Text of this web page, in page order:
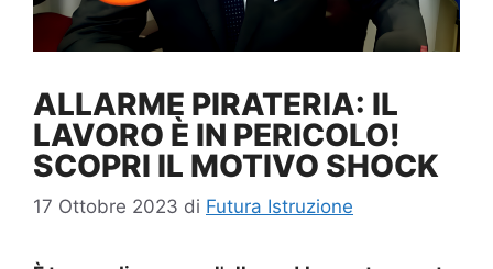
ALLARME PIRATERIA: IL
LAVORO È IN PERICOLO!
SCOPRI IL MOTIVO SHOCK
17 Ottobre 2023 di Futura Istruzione